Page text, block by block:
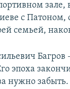
зале,
с Патоном,
семьей,
Багров
эпоха
нужно